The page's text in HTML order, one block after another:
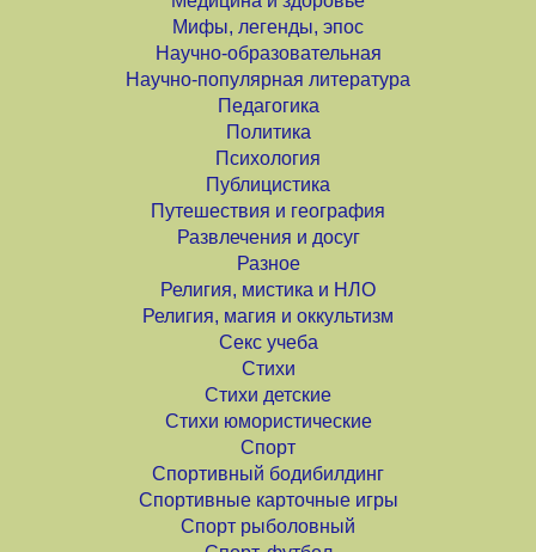
Мифы, легенды, эпос
Научно-образовательная
Научно-популярная литература
Педагогика
Политика
Психология
Публицистика
Путешествия и география
Развлечения и досуг
Разное
Религия, мистика и НЛО
Религия, магия и оккультизм
Секс учеба
Стихи
Стихи детские
Стихи юмористические
Спорт
Спортивный бодибилдинг
Спортивные карточные игры
Спорт рыболовный